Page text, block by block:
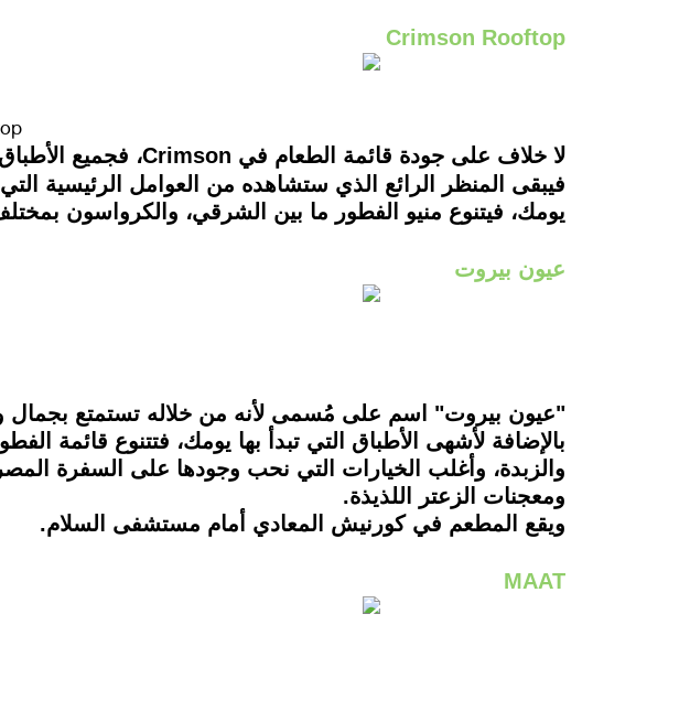
Crimson Rooftop
لا خلاف على جودة قائمة الطعام في Crimson، فجميع الأطباق هُنا لها سحرها،
فيبقى المنظر الرائع الذي ستشاهده من العوامل الرئيسية
يومك، فيتنوع منيو الفطور ما بين الشرقي، والكرواسون
عيون بيروت
"عيون بيروت" اسم على مُسمى لأنه من خلاله تستمتع بجمال
بالإضافة لأشهى الأطباق التي تبدأ بها يومك، فتتنوع قائمة
والزبدة، وأغلب الخيارات التي نحب وجودها على السفرة
ومعجنات الزعتر اللذيذة.
ويقع المطعم في كورنيش المعادي أمام مستشفى السلام.
MAAT